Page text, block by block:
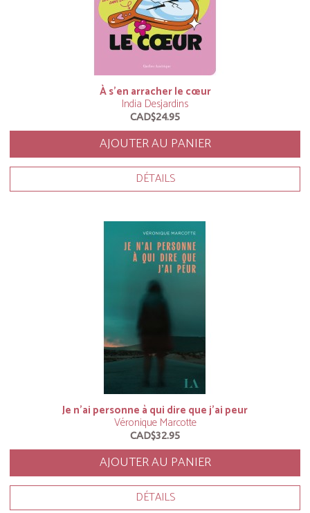
À s’en arracher le cœur
India Desjardins
CAD$24.95
AJOUTER AU PANIER
DÉTAILS
Je n’ai personne à qui dire que j’ai peur
Véronique Marcotte
CAD$32.95
AJOUTER AU PANIER
DÉTAILS